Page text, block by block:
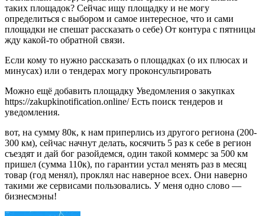
таких площадок? Сейчас ищу площадку и не могу
определиться с выбором и самое интересное, что и сами
площадки не спешат рассказать о себе) От контура с пятницы
жду какой-то обратной связи.
Если кому то нужно рассказать о площадках (о их плюсах и
минусах) или о тендерах могу проконсультировать
Можно ещё добавить площадку Уведомления о закупках
https://zakupkinotification.online/ Есть поиск тендеров и
уведомления.
вот, на сумму 80к, к нам приперлись из другого региона (200-
300 км), сейчас начнут делать, косячить 5 раз к себе в регион
съездят и дай бог разойдемся, один такой коммерс за 500 км
пришел (сумма 110к), по гарантии устал менять раз в месяц
товар (год менял), проклял нас наверное всех. Они наверно
такими же сервисами пользовались. У меня одно слово —
бизнесмэны!